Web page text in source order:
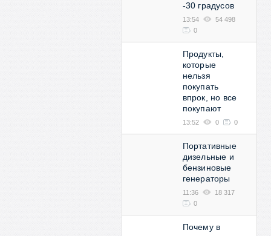
-30 градусов
13:54
54 498
0
Продукты,
которые
нельзя
покупать
впрок, но все
покупают
13:52 0 0
Портативные
дизельные и
бензиновые
генераторы
11:36
18 317
0
Почему в